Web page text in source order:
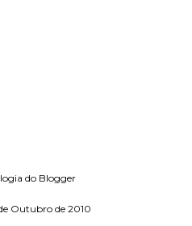
do Blogger
Outubro de 2010